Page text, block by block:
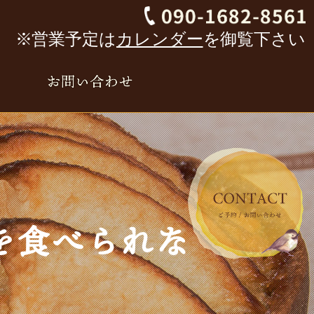
営業予定は カレンダーを御覧下さい
食べられな